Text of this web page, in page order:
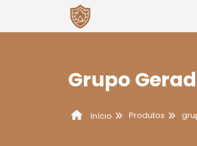
Grupo
Início Produtos